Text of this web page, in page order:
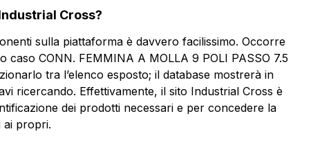
Email
Azienda
9 POLI PASSO
Email
Azienda
Cross?
sulla piattaforma è davvero facilissimo. Occorre
CONN. FEMMINA A MOLLA 9 POLI PASSO 7.5
tra l’elenco esposto; il database mostrerà in
ricercando. Effettivamente, il sito Industrial Cross è
dei prodotti necessari e per concedere la
ai propri.